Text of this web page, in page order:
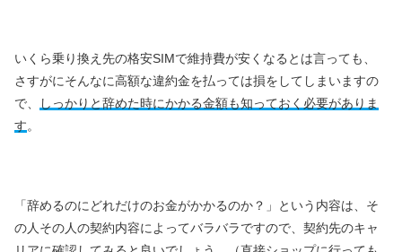
いくら乗り換え先の格安SIMで維持費が安くなるとは言っても、
さすがにそんなに高額な違約金を払っては損をしてしまいますの
で、
しっかりと辞めた時にかかる金額も知っておく必要がありま
す。
「辞めるのにどれだけのお金がかかるのか？」という内容は、そ
の人その人の契約内容によってバラバラですので、契約先のキャ